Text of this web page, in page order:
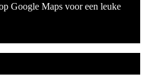
Google Maps voor een leuke